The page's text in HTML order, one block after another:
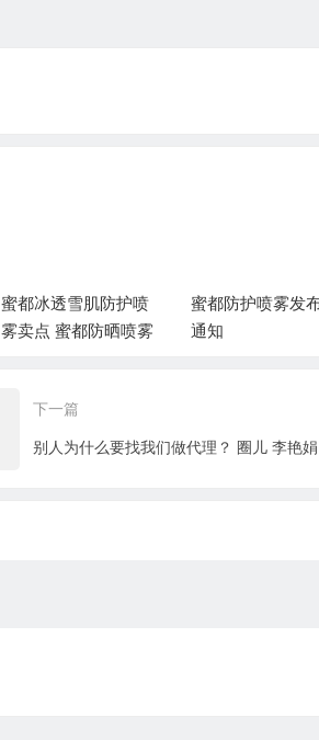
蜜都冰透雪肌防护喷
雾卖点 蜜都防晒喷雾
蜜都防护喷雾发
通知
下一篇
别人为什么要找我们做代理？ 圈儿 李艳娟